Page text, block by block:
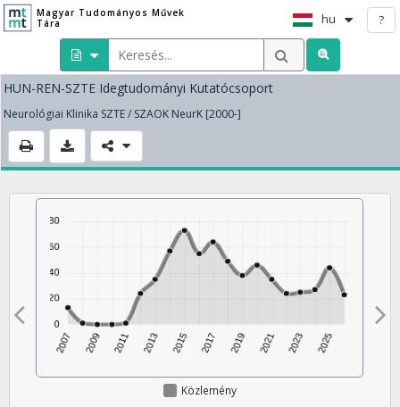
Magyar Tudományos Művek
Tára
hu ?
HUN-REN-SZTE Idegtudományi Kutatócsoport
Neurológiai Klinika SZTE / SZAOK NeurK [2000-]
Közlemény